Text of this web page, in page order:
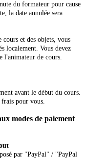
du formateur pour cause
la date annulée sera
et des objets, vous
localement. Vous devez
l'animateur de cours.
avant le début du cours.
frais pour vous.
modes de paiement
par "PayPal" / "PayPal